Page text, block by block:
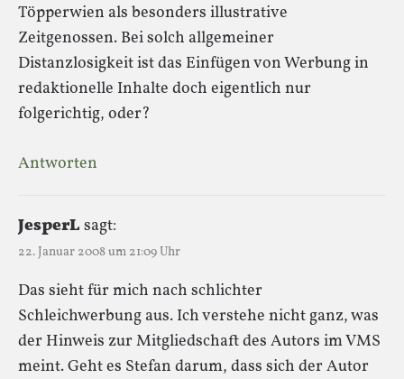
Töpperwien als besonders illustrative
Zeitgenossen. Bei solch allgemeiner
Distanzlosigkeit ist das Einfügen von Werbung in
redaktionelle Inhalte doch eigentlich nur
folgerichtig, oder?
Antworten
JesperLsagt:
22. Januar 2008 um 21:09 Uhr
Das sieht für mich nach schlichter
Schleichwerbung aus. Ich verstehe nicht ganz, was
der Hinweis zur Mitgliedschaft des Autors im VMS
meint. Geht es Stefan darum, dass sich der Autor